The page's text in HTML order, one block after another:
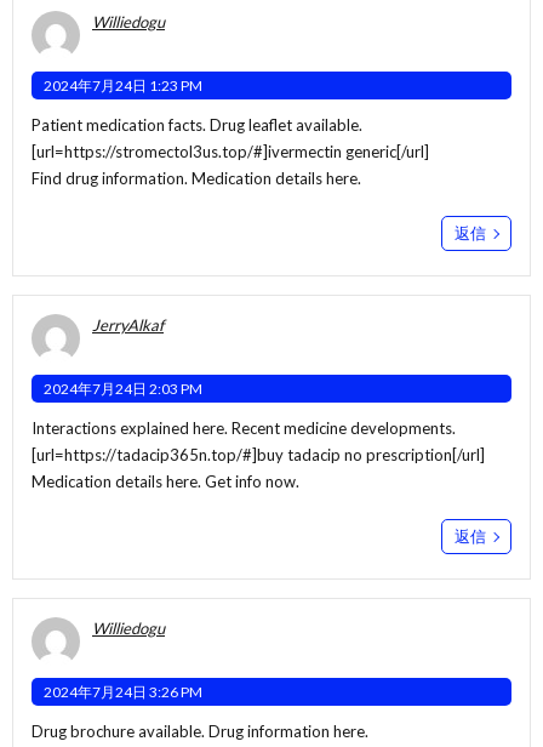
Williedogu
2024年7月24日 1:23 PM
Patient medication facts. Drug leaflet available.
[url=https://stromectol3us.top/#]ivermectin generic[/url]
Find drug information. Medication details here.
返信
JerryAlkaf
2024年7月24日 2:03 PM
Interactions explained here. Recent medicine developments.
[url=https://tadacip365n.top/#]buy tadacip no prescription[/url]
Medication details here. Get info now.
返信
Williedogu
2024年7月24日 3:26 PM
Drug brochure available. Drug information here.